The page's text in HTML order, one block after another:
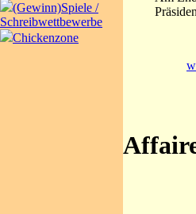
(Gewinn)Spiele /
Schreibwettbewerbe
Chickenzone